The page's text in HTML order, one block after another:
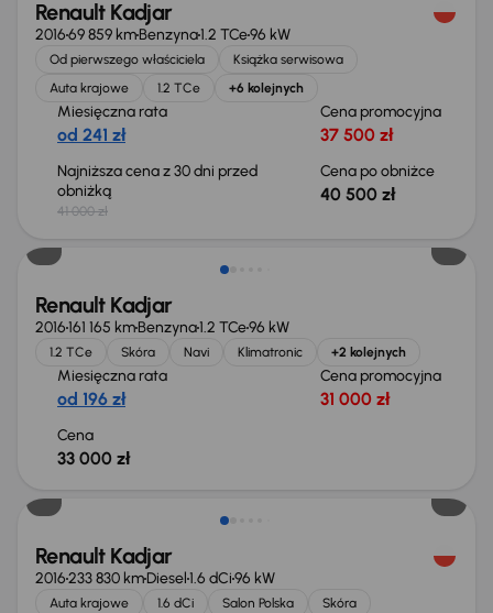
Renault Kadjar
201669 859 kmBenzyna1.2 TCe96 kW
Od pierwszego właściciela
Książka serwisowa
Auta krajowe
1.2 TCe +6 kolejnych
Miesięczna rata
od 241 zł
Cena promocyjna
37 500 zł
Najniższa cena z 30 dni przed
obniżką
41 000 zł
Cena po obniżce
40 500 zł
Renault Kadjar
2016161 165 kmBenzyna1.2 TCe96 kW
1.2 TCe Skóra Navi Klimatronic +2 kolejnych
Miesięczna rata
od 196 zł
Cena promocyjna
31 000 zł
Cena
33 000 zł
Renault Kadjar
2016233 830 kmDiesel1.6 dCi96 kW
Auta krajowe 1.6 dCi Salon Polska
Skóra